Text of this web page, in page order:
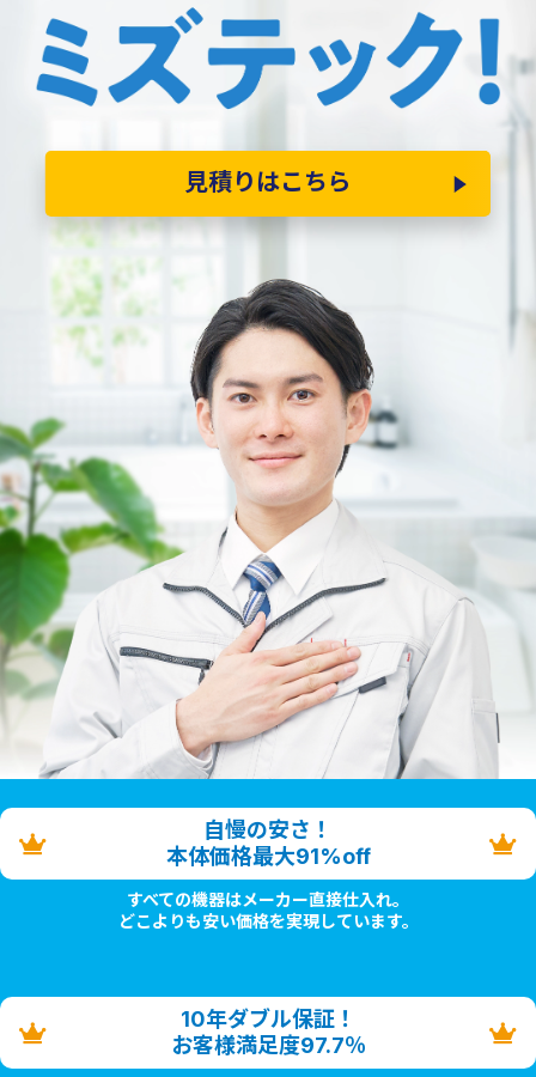
見積りはこちら
自慢の安さ！
本体価格最大91%off
すべての機器はメーカー直接仕入れ。
どこよりも安い価格を実現しています。
10年ダブル保証！
お客様満足度97.7％